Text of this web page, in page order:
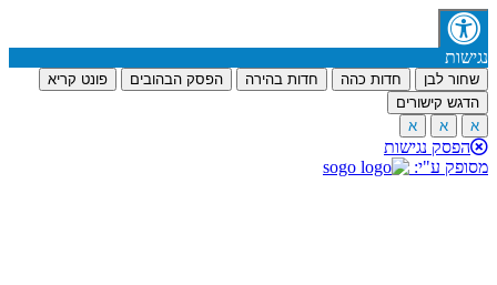
נגישות
שחור לבן חדות כהה חדות בהירה הפסק הבהובים
פונט קריא
הדגש קישורים
א
א א
הפסק נגישות
מסופק ע"י: